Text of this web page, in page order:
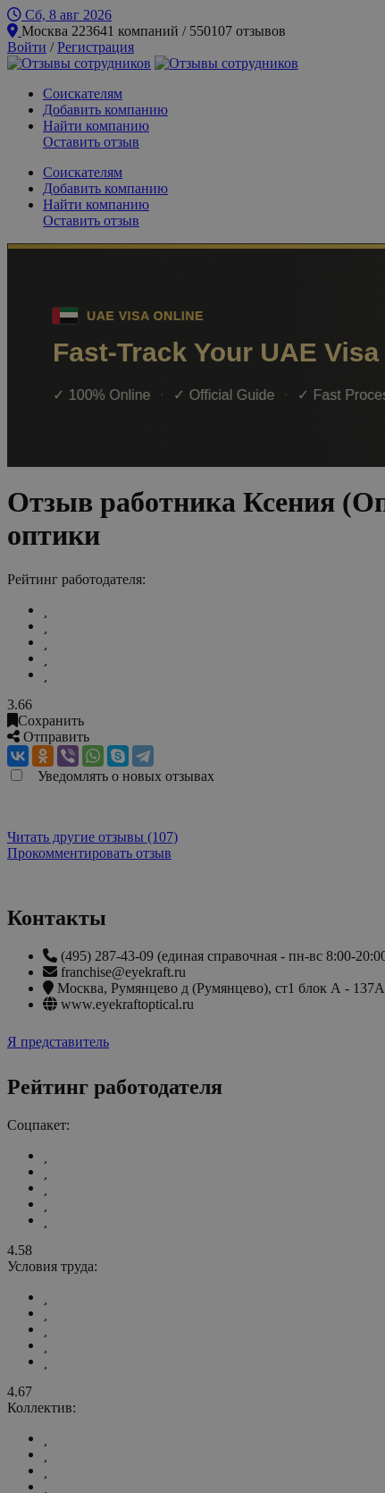
Сб, 8 авг 2026
Москва
223641 компаний / 550107 отзывов
Войти /Регистрация
Соискателям
Добавить компанию
Найти компанию
Оставить отзыв
Соискателям
Добавить компанию
Найти компанию
Оставить отзыв
Отзыв работника Ксения
оптики
Рейтинг работодателя:
3.66
Сохранить
Отправить
Уведомлять о новых отзывах
Читать другие отзывы (107)
Прокомментировать отзыв
Контакты
(495) 287-43-09 (единая справочная - пн-вс 8:00-
franchise@eyekraft.ru
Москва,
www.eyekraftoptical.ru
Я представитель
Рейтинг работодателя
Соцпакет:
4.58
Условия труда:
4.67
Коллектив: